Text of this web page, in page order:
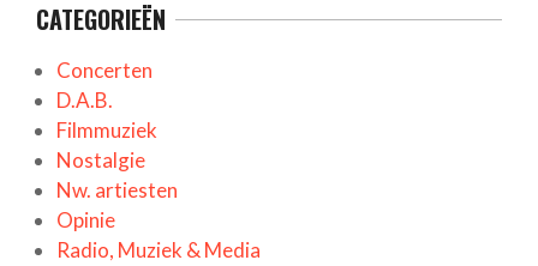
CATEGORIEËN
Concerten
D.A.B.
Filmmuziek
Nostalgie
Nw. artiesten
Opinie
Radio, Muziek & Media